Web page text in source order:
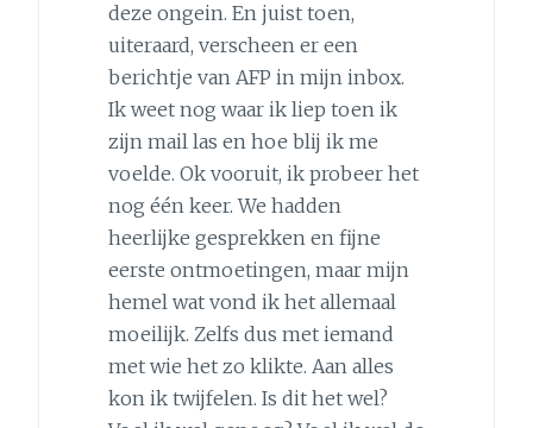
deze ongein. En juist toen,
uiteraard, verscheen er een
berichtje van AFP in mijn inbox.
Ik weet nog waar ik liep toen ik
zijn mail las en hoe blij ik me
voelde. Ok vooruit, ik probeer het
nog één keer. We hadden
heerlijke gesprekken en fijne
eerste ontmoetingen, maar mijn
hemel wat vond ik het allemaal
moeilijk. Zelfs dus met iemand
met wie het zo klikte. Aan alles
kon ik twijfelen. Is dit het wel?